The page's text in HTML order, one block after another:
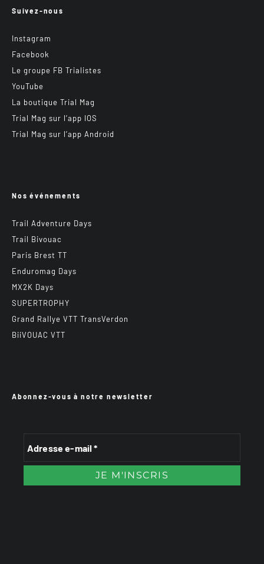
Suivez-nous
Instagram
Facebook
Le groupe FB Trialistes
YouTube
La boutique Trial Mag
Trial Mag sur l’app IOS
Trial Mag sur l’app Android
Nos événements
Trail Adventure Days
Trail Bivouac
Paris Brest TT
Enduromag Days
MX2K Days
SUPERTROPHY
Grand Rallye VTT TransVerdon
BiiVOUAC VTT
Abonnez-vous à notre newsletter